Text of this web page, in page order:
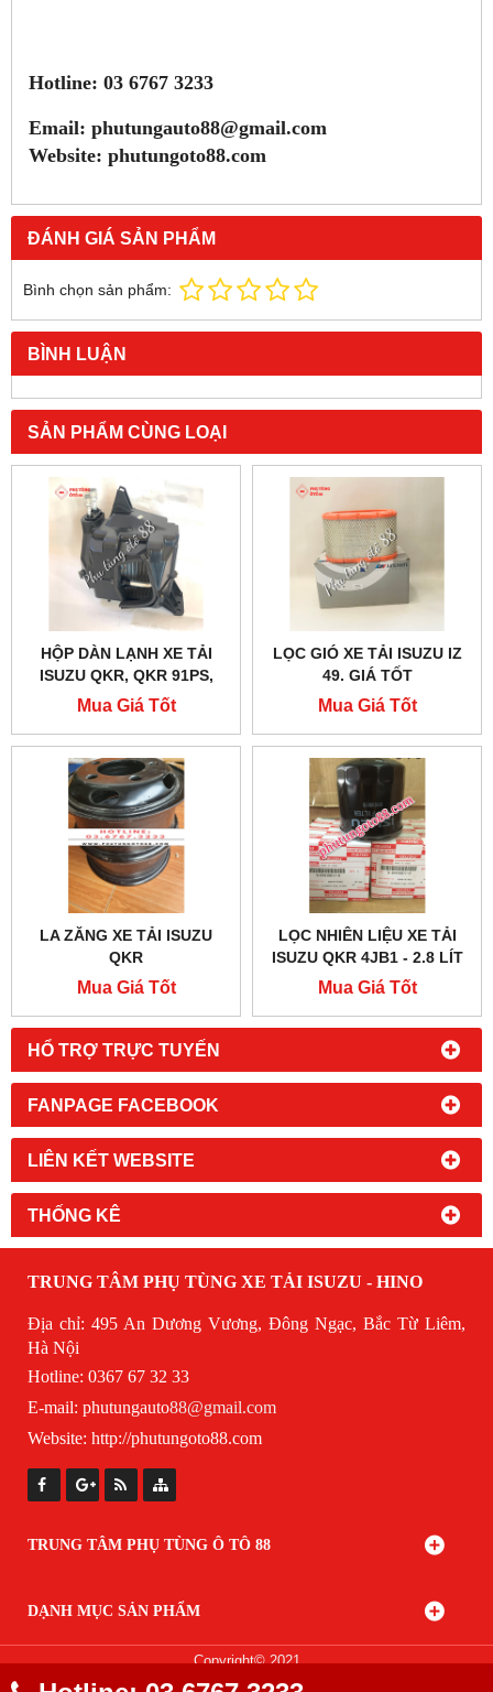
HỔ TRỢ TRỰC TUYẾN
FANPAGE FACEBOOK
LIÊN KẾT WEBSITE
THỐNG KÊ
Hotline: 03 6767 3233
Email: phutungauto88@gmail.com
Website: phutungoto88.com
ĐÁNH GIÁ SẢN PHẨM
Bình chọn sản phẩm:
BÌNH LUẬN
SẢN PHẨM CÙNG LOẠI
HỘP DÀN LẠNH XE TẢI
ISUZU QKR, QKR 91PS,
QKR 270, QKR 230
Mua Giá Tốt
LỌC GIÓ XE TẢI ISUZU IZ
49. GIÁ TỐT
Mua Giá Tốt
LA ZĂNG XE TẢI ISUZU
QKR
Mua Giá Tốt
LỌC NHIÊN LIỆU XE TẢI
ISUZU QKR 4JB1 - 2.8 LÍT
1,9 TẤN
Mua Giá Tốt
TRUNG TÂM PHỤ TÙNG XE TẢI ISUZU - HINO
Địa chỉ: 495 An Dương Vương, Đông Ngạc, Bắc Từ Liêm,
Hà Nội
Hotline: 0367 67 32 33
E-mail: phutungauto88@gmail.com
Website: http://phutungoto88.com
TRUNG TÂM PHỤ TÙNG Ô TÔ 88
DẠNH MỤC SẢN PHẨM
Copyright© 2021
Designed ByGianHangVN